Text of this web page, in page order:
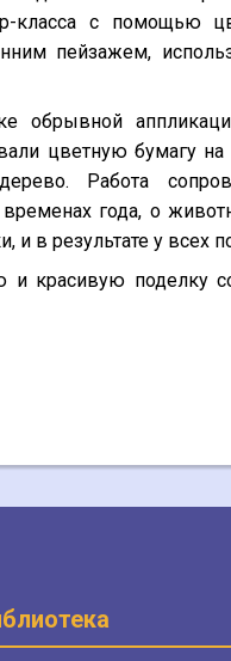
класса с помощью
пейзажем,
обрывной
цветную бумагу
Работа
года, о
и в результате у всех
и красивую